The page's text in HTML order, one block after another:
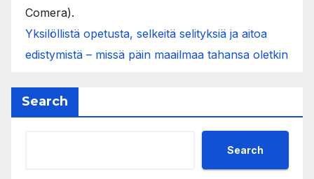
Comera).
Yksilöllistä opetusta, selkeitä selityksiä ja aitoa
edistymistä – missä päin maailmaa tahansa oletkin
Search
Search